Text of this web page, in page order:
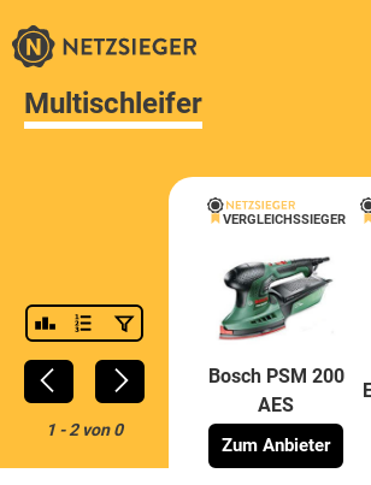
Multischleifer
1-2von0
VERGLEICHSSIEGER
Bosch PSM 200
AES
Zum Anbieter